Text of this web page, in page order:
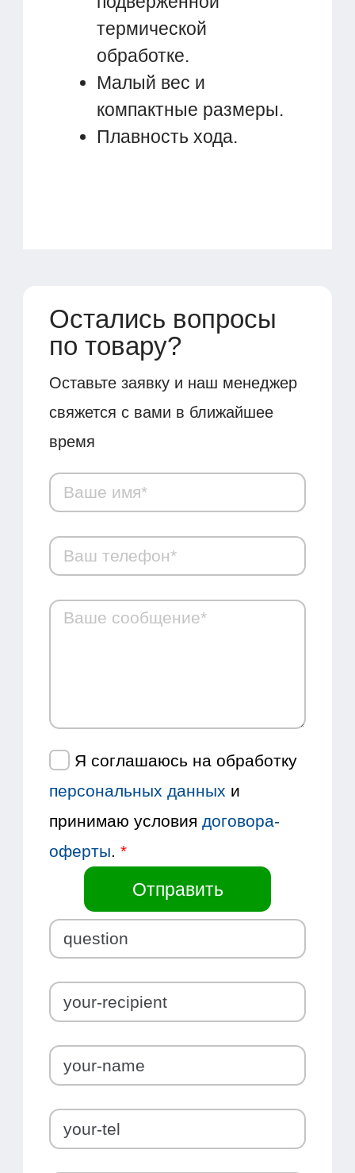
термической
обработке.
Малый вес и
компактные размеры.
Плавность хода.
Остались вопросы
по товару?
Оставьте заявку и наш менеджер
свяжется с вами в ближайшее
время
Я соглашаюсь на обработку
персональных данных и
принимаю условия договора-
оферты. *